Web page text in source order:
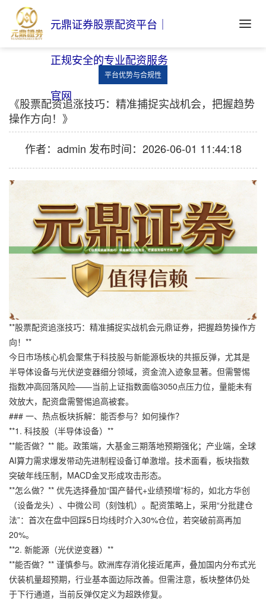
元鼎证券股票配资平台｜
正规安全的专业配资服务
官网
平台优势与合规性
《股票配资追涨技巧：精准捕捉实战机会，把握趋势
操作方向！》
作者：admin 发布时间：2026-06-01 11:44:18
**股票配资追涨技巧：精准捕捉实战机会元鼎证券，把握趋势操作方
向！**
今日市场核心机会聚焦于科技股与新能源板块的共振反弹，尤其是
半导体设备与光伏逆变器细分领域，资金流入迹象显著。但需警惕
指数冲高回落风险——当前上证指数面临3050点压力位，量能未有
效放大，配资盘需警惕追高被套。
### 一、热点板块拆解：能否参与？如何操作？
**1. 科技股（半导体设备）**
**能否做？** 能。政策端，大基金三期落地预期强化；产业端，全球
AI算力需求爆发带动先进制程设备订单激增。技术面看，板块指数
突破年线压制，MACD金叉形成攻击形态。
**怎么做？** 优先选择叠加“国产替代+业绩预增”标的，如北方华创
（设备龙头）、中微公司（刻蚀机）。配资策略上，采用“分批建仓
法”：首次在盘中回踩5日均线时介入30%仓位，若突破前高再加
20%。
**2. 新能源（光伏逆变器）**
**能否做？** 谨慎参与。欧洲库存消化接近尾声，叠加国内分布式光
伏装机量超预期，行业基本面边际改善。但需注意，板块整体仍处
于下行通道，当前反弹仅定义为超跌修复。